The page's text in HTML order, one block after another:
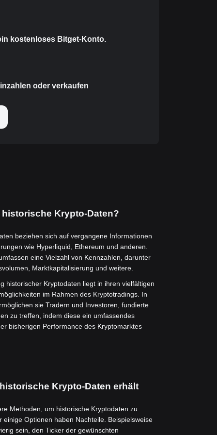
kostenloses Bitget-Konto.
oder verkaufen
historische Krypto-Daten?
beziehen sich auf vergangene Informationen
wie Hyperliquid, Ethereum und anderen.
eine Vielzahl von Kennzahlen, darunter
Marktkapitalisierung und weitere.
historischer Kryptodaten liegt in ihren vielfältigen
im Rahmen des Kryptotradings. In
sie Tradern und Investoren, fundierte
zu treffen, indem diese ein umfassendes
bisherigen Performance des Kryptomarktes
Krypto-Daten erhält
Methoden, um historische Kryptodaten zu
einige Optionen haben Nachteile. Beispielsweise
sein, den Ticker der gewünschten